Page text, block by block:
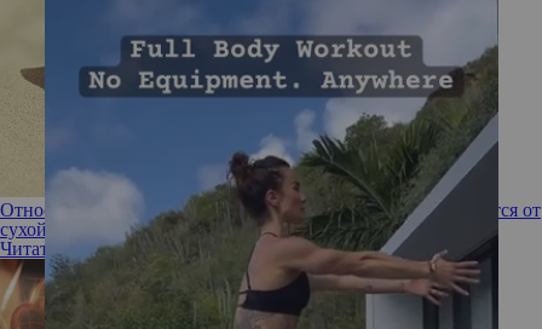
Относительная влажность: чем обезвоженная кожа отличается от
сухой
Читать полностью